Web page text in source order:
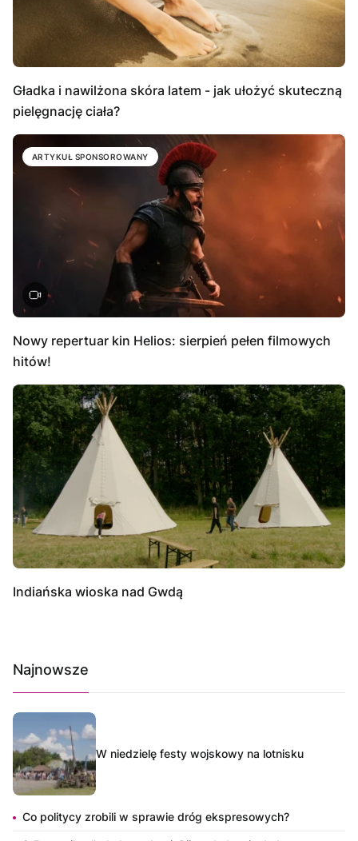
Gładka i nawilżona skóra latem - jak ułożyć skuteczną
pielęgnację ciała?
ARTYKUŁ SPONSOROWANY
Nowy repertuar kin Helios: sierpień pełen filmowych
hitów!
Indiańska wioska nad Gwdą
Najnowsze
W niedzielę festy wojskowy na lotnisku
Co politycy zrobili w sprawie dróg ekspresowych?